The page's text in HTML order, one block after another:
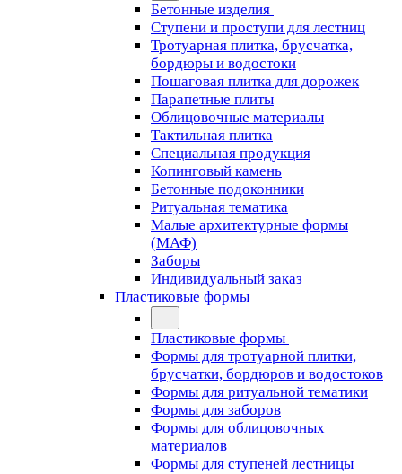
Бетонные изделия
Ступени и проступи для лестниц
Тротуарная плитка, брусчатка,
бордюры и водостоки
Пошаговая плитка для дорожек
Парапетные плиты
Облицовочные материалы
Тактильная плитка
Специальная продукция
Копинговый камень
Бетонные подоконники
Ритуальная тематика
Малые архитектурные формы
(МАФ)
Заборы
Индивидуальный заказ
Пластиковые формы
Пластиковые формы
Формы для тротуарной плитки,
брусчатки, бордюров и водостоков
Формы для ритуальной тематики
Формы для заборов
Формы для облицовочных
материалов
Формы для ступеней лестницы